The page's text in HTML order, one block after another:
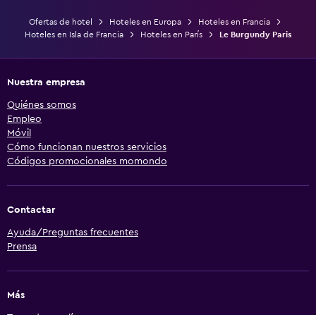
Ofertas de hotel Hoteles en Europa
Hoteles en Francia
Hoteles en Isla de Francia
Hoteles en París Le Burgundy Paris
Nuestra empresa
Quiénes somos
Empleo
Móvil
Cómo funcionan nuestros servicios
Códigos promocionales momondo
Contactar
Ayuda/Preguntas frecuentes
Prensa
Más